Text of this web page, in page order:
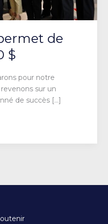
de
$
pour notre
sur un
de succès […]